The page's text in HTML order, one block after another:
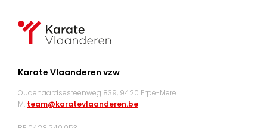
Karate Vlaanderen vzw
Oudenaardsesteenweg 839, 9420 Erpe-Mere
M: team@karatevlaanderen.be